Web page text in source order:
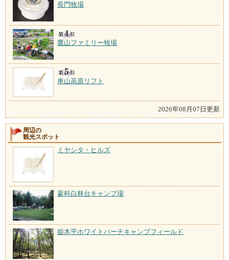
長門牧場
鷹山ファミリー牧場
車山高原リフト
2026年08月07日更新
周辺の
観光スポット
ミヤシタ・ヒルズ
蓼科白林台キャンプ場
姫木平ホワイトバーチキャンプフィールド